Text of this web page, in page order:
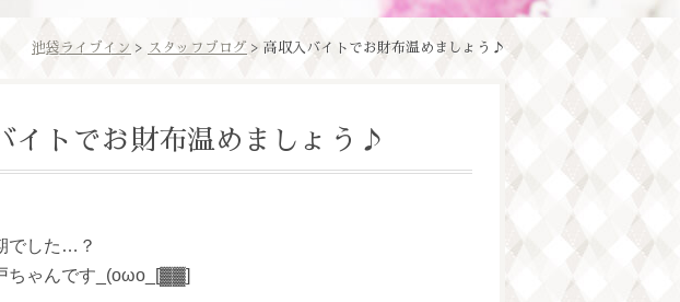
池袋ライブイン > スタッフブログ > 高収入バイトでお財布温めましょう♪
イトでお財布温めましょう♪
でした…？
ちゃんです_(oωo_[▓▓]